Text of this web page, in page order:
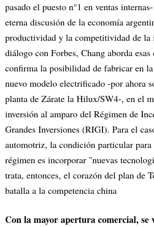
pasado el puesto n°1 en ventas
eterna discusión de la economía
productividad y la competitividad de
diálogo con Forbes, Chang aborda esas
confirma la posibilidad de fabricar en
nuevo modelo electrificado -por ahora
planta de Zárate la Hilux/SW4-, en el
inversión al amparo del Régimen de
Grandes Inversiones (RIGI). Para el
automotriz, la condición particular para
régimen es incorporar "nuevas
trata, entonces, el corazón del plan de
batalla a la competencia china
Con la mayor apertura comercial, se